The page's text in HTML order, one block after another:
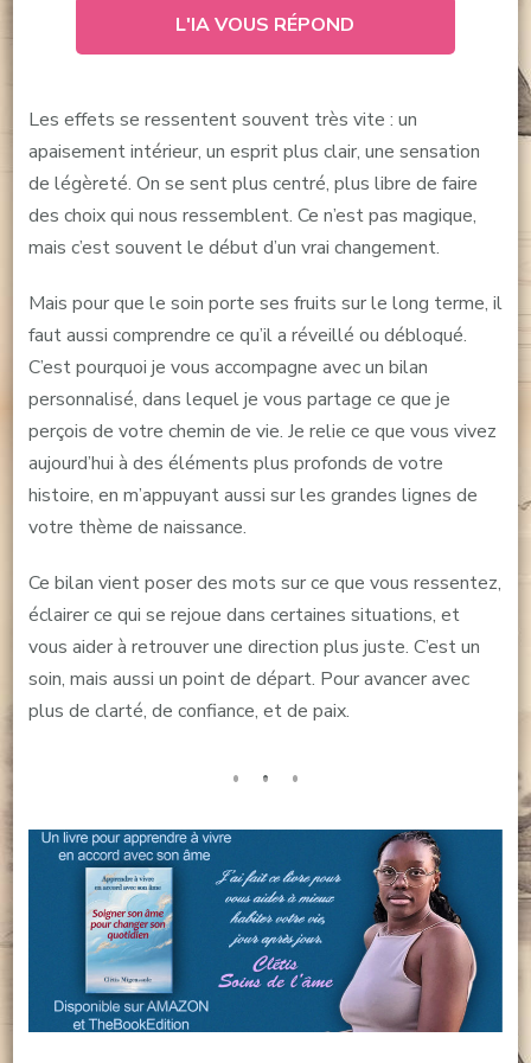
L'IA VOUS RÉPOND
Les effets se ressentent souvent très vite : un
apaisement intérieur, un esprit plus clair, une sensation
de légèreté. On se sent plus centré, plus libre de faire
des choix qui nous ressemblent. Ce n’est pas magique,
mais c’est souvent le début d’un vrai changement.
Mais pour que le soin porte ses fruits sur le long terme, il
faut aussi comprendre ce qu’il a réveillé ou débloqué.
C’est pourquoi je vous accompagne avec un bilan
personnalisé, dans lequel je vous partage ce que je
perçois de votre chemin de vie. Je relie ce que vous vivez
aujourd’hui à des éléments plus profonds de votre
histoire, en m’appuyant aussi sur les grandes lignes de
votre thème de naissance.
Ce bilan vient poser des mots sur ce que vous ressentez,
éclairer ce qui se rejoue dans certaines situations, et
vous aider à retrouver une direction plus juste. C’est un
soin, mais aussi un point de départ. Pour avancer avec
plus de clarté, de confiance, et de paix.